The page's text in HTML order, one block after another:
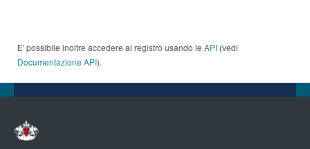
E' possibile inoltre accedere al registro usando le API (vedi
Documentazione API).